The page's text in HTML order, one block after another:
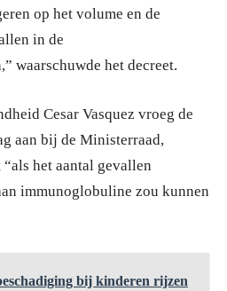
op het volume en de
in de
waarschuwde het decreet.
Cesar Vasquez vroeg de
aan bij de Ministerraad,
het aantal gevallen
immunoglobuline zou kunnen
bij kinderen rijzen